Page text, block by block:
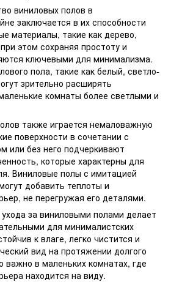
виниловых полов в
заключается в их способности
материалы, такие как дерево,
этом сохраняя простоту и
ключевыми для минимализма.
пола, такие как белый, светло-
зрительно расширять
комнаты более светлыми и
также играется немаловажную
поверхности в сочетании с
или без него подчеркивают
которые характерны для
Виниловые полы с имитацией
добавить теплоты и
не перегружая его деталями.
за виниловыми полами делает
для минималистских
к влаге, легко чистится и
вид на протяжении долгого
важно в маленьких комнатах, где
находится на виду.